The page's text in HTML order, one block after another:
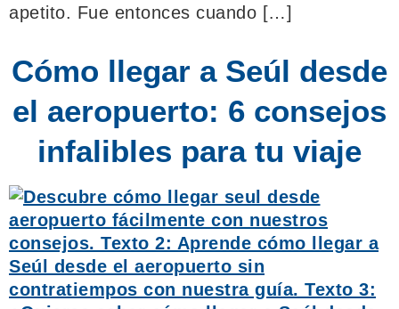
apetito. Fue entonces cuando […]
Cómo llegar a Seúl desde
el aeropuerto: 6 consejos
infalibles para tu viaje